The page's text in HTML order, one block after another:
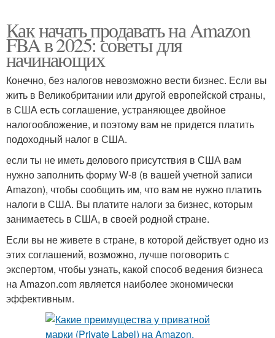
Как начать продавать на Amazon
FBA в 2025: советы для
начинающих
Конечно, без налогов невозможно вести бизнес. Если вы
жить в Великобритании или другой европейской страны,
в США есть соглашение, устраняющее двойное
налогообложение, и поэтому вам не придется платить
подоходный налог в США.
если ты не иметь делового присутствия в США вам
нужно заполнить форму W-8 (в вашей учетной записи
Amazon), чтобы сообщить им, что вам не нужно платить
налоги в США. Вы платите налоги за бизнес, которым
занимаетесь в США, в своей родной стране.
Если вы не живете в стране, в которой действует одно из
этих соглашений, возможно, лучше поговорить с
экспертом, чтобы узнать, какой способ ведения бизнеса
на Amazon.com является наиболее экономически
эффективным.